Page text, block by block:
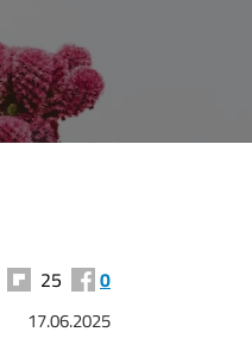
25 0
17.06.2025